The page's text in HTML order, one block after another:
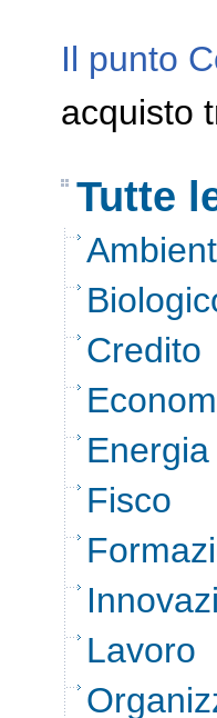
Il punto
acquisto
Tutte
Credito
Energia
Fisco
Lavoro